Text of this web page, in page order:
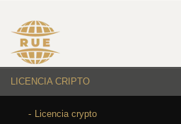
LICENCIA CRIPTO
Licencia crypto